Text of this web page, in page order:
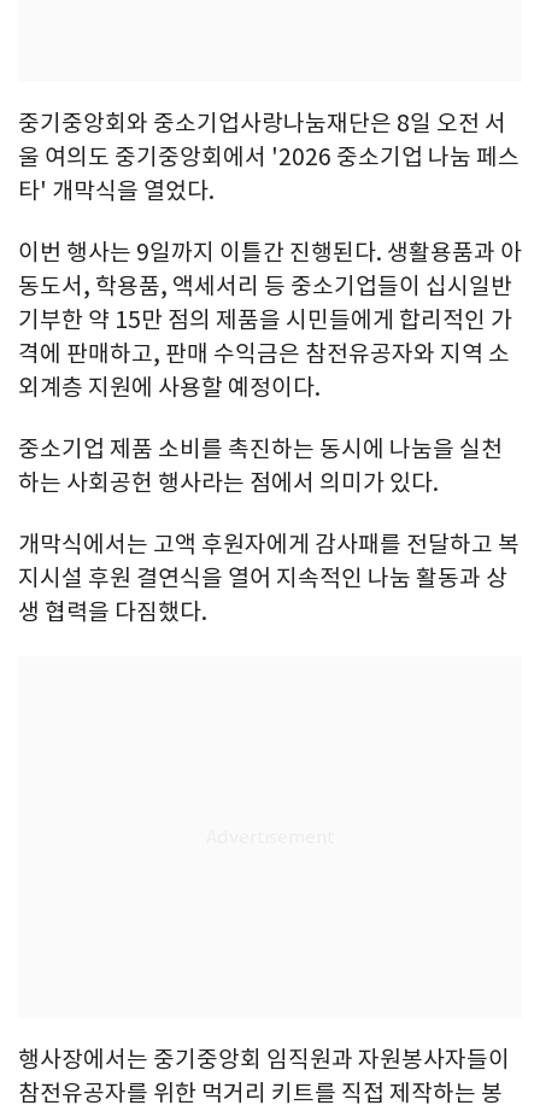
중기중앙회와 중소기업사랑나눔재단은 8일 오전 서
울 여의도 중기중앙회에서 '2026 중소기업 나눔 페스
타' 개막식을 열었다.
이번 행사는 9일까지 이틀간 진행된다. 생활용품과 아
동도서, 학용품, 액세서리 등 중소기업들이 십시일반
기부한 약 15만 점의 제품을 시민들에게 합리적인 가
격에 판매하고, 판매 수익금은 참전유공자와 지역 소
외계층 지원에 사용할 예정이다.
중소기업 제품 소비를 촉진하는 동시에 나눔을 실천
하는 사회공헌 행사라는 점에서 의미가 있다.
개막식에서는 고액 후원자에게 감사패를 전달하고 복
지시설 후원 결연식을 열어 지속적인 나눔 활동과 상
생 협력을 다짐했다.
행사장에서는 중기중앙회 임직원과 자원봉사자들이
참전유공자를 위한 먹거리 키트를 직접 제작하는 봉